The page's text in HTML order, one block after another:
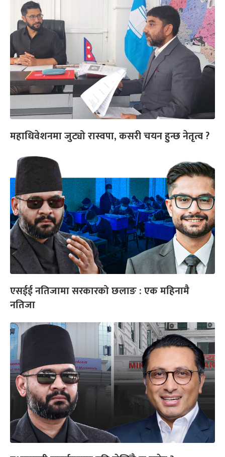
महाधिवेशनमा जुट्यो रास्वपा, कसरी चयन हुन्छ नेतृत्व ?
एसईई नतिजामा सरकारको छलाङ : एक महिनामै
नतिजा